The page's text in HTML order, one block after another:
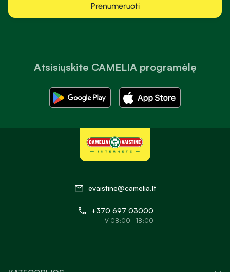
Atsisiųskite CAMELIA programėlę
Prenumeruoti
evaistine@camelia.lt
+370 697 03000
I-V 08:00 - 18:00